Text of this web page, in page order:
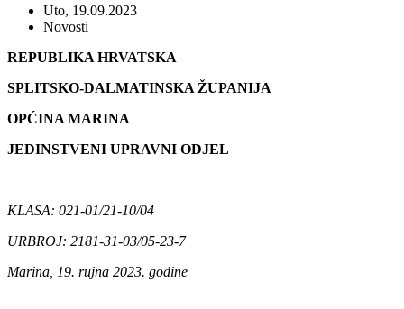
Uto, 19.09.2023
Novosti
REPUBLIKA HRVATSKA
SPLITSKO-DALMATINSKA ŽUPANIJA
OPĆINA MARINA
JEDINSTVENI UPRAVNI ODJEL
KLASA: 021-01/21-10/04
URBROJ: 2181-31-03/05-23-7
Marina, 19. rujna 2023. godine